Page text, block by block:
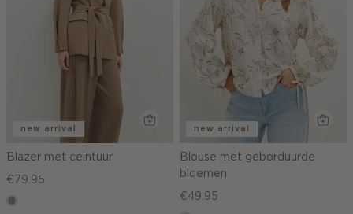
new arrival
Blazer met ceintuur
€79.95
taupe,
new arrival
Blouse met geborduurde
bloemen
€49.95